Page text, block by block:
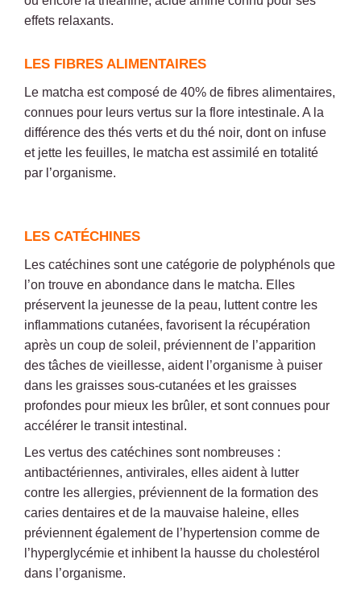
effets relaxants.
LES FIBRES ALIMENTAIRES
Le matcha est composé de 40% de fibres alimentaires,
connues pour leurs vertus sur la flore intestinale. A la
différence des thés verts et du thé noir, dont on infuse
et jette les feuilles, le matcha est assimilé en totalité
par l’organisme.
LES CATÉCHINES
Les catéchines sont une catégorie de polyphénols que
l’on trouve en abondance dans le matcha. Elles
préservent la jeunesse de la peau, luttent contre les
inflammations cutanées, favorisent la récupération
après un coup de soleil, préviennent de l’apparition
des tâches de vieillesse, aident l’organisme à puiser
dans les graisses sous-cutanées et les graisses
profondes pour mieux les brûler, et sont connues pour
accélérer le transit intestinal.
Les vertus des catéchines sont nombreuses :
antibactériennes, antivirales, elles aident à lutter
contre les allergies, préviennent de la formation des
caries dentaires et de la mauvaise haleine, elles
préviennent également de l’hypertension comme de
l’hyperglycémie et inhibent la hausse du cholestérol
dans l’organisme.